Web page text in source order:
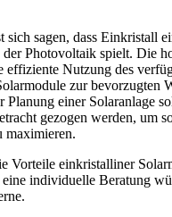
sich sagen, dass Einkristall
Photovoltaik spielt. Die
effiziente Nutzung des
zur bevorzugten
einer Solaranlage
gezogen werden, um
maximieren.
Vorteile einkristalliner
individuelle Beratung